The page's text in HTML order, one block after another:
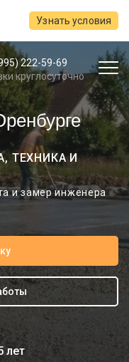
Узнать условия
222-59-69
круглосуточно
ТЕХНИКА И
и замер инженера
лет